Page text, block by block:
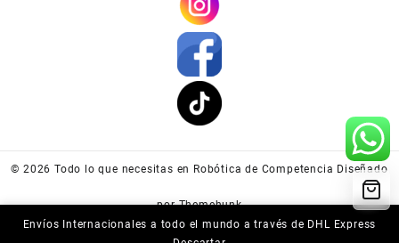
Envíos Internacionales a todo el mundo a través de DHL Express
© 2026 Todo lo que necesitas en Robótica de Competencia Diseñado
por Themehunk